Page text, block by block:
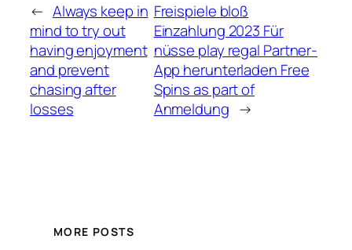
← Always keep in
mind to try out
having enjoyment
and prevent
chasing after
losses
Freispiele bloß
Einzahlung 2023 Für
nüsse play regal Partner-
App herunterladen Free
Spins as part of
Anmeldung →
MORE POSTS